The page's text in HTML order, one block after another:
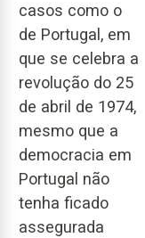
casos como o
de Portugal, em
que se celebra a
revolução do 25
de abril de 1974,
mesmo que a
democracia em
Portugal não
tenha ficado
assegurada